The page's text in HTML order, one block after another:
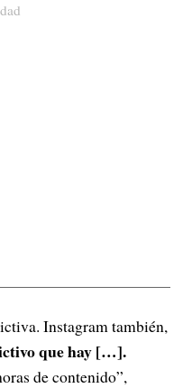
Instagram también,
que hay […].
de contenido”,